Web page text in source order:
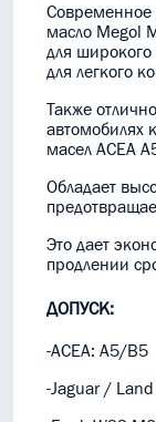
Современное
масло Megol
для широкого
для легкого
Также
автомобилях
масел ACEA
Обладает
Это дает
продлении
ДОПУСК:
-ACEA: A5/B5
-Jaguar /